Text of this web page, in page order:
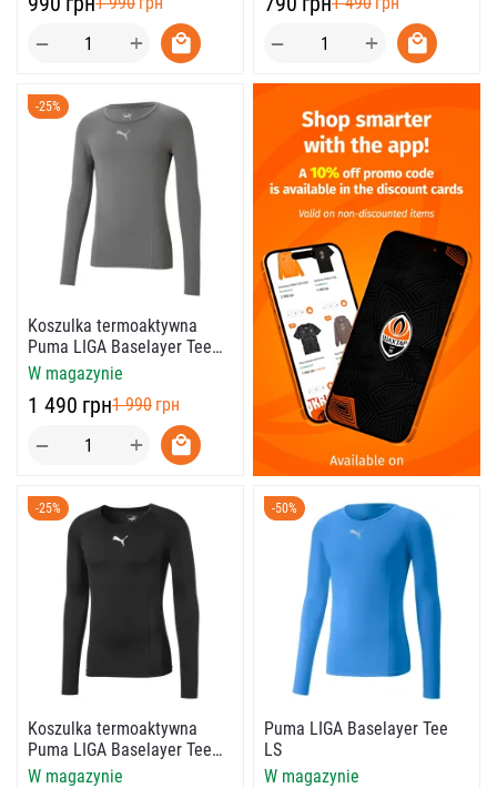
+
− +
−
-25%
Koszulka termoaktywna
Puma LIGA Baselayer Tee
LS
W magazynie
‍1 490‍ грн‍1 990‍ грн
+
−
-25%
Koszulka termoaktywna
Puma LIGA Baselayer Tee
LS
W magazynie
-50%
Puma LIGA Baselayer Tee
LS
W magazynie